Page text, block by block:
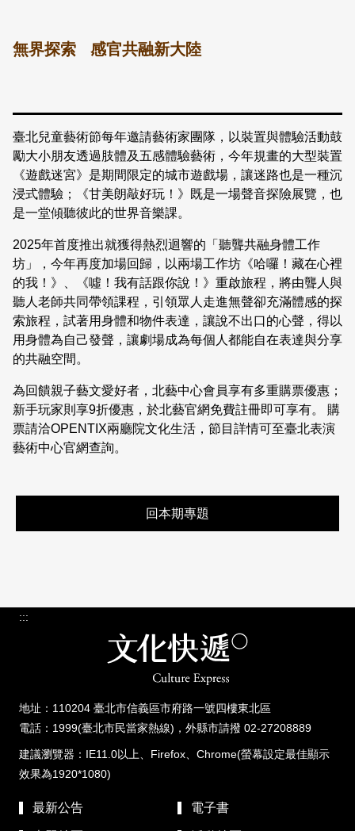
無界探索 感官共融新大陸
臺北兒童藝術節每年邀請藝術家團隊，以裝置與體驗活動鼓
勵大小朋友透過肢體及五感體驗藝術，今年規畫的大型裝置
《遊戲迷宮》是期間限定的城市遊戲場，讓迷路也是一種沉
浸式體驗；《甘美朗敲好玩！》既是一場聲音探險展覽，也
是一堂傾聽彼此的世界音樂課。
2025年首度推出就獲得熱烈迴響的「聽聾共融身體工作
坊」，今年再度加場回歸，以兩場工作坊《哈囉！藏在心裡
的我！》、《噓！我有話跟你說！》重啟旅程，將由聾人與
聽人老師共同帶領課程，引領眾人走進無聲卻充滿體感的探
索旅程，試著用身體和物件表達，讓說不出口的心聲，得以
用身體為自己發聲，讓劇場成為每個人都能自在表達與分享
的共融空間。
為回饋親子藝文愛好者，北藝中心會員享有多重購票優惠；
新手玩家則享9折優惠，於北藝官網免費註冊即可享有。 購
票請洽OPENTIX兩廳院文化生活，節目詳情可至臺北表演
藝術中心官網查詢。
回本期專題
:::
地址：110204 臺北市信義區市府路一號四樓東北區
電話：1999(臺北市民當家熱線)，外縣市請撥 02-27208889
建議瀏覽器：IE11.0以上、Firefox、Chrome(螢幕設定最佳顯示
效果為1920*1080)
最新公告 電子書